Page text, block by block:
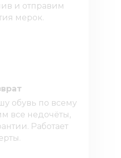
и отправим
мерок.
обувь по всему
все недочёты,
Работает